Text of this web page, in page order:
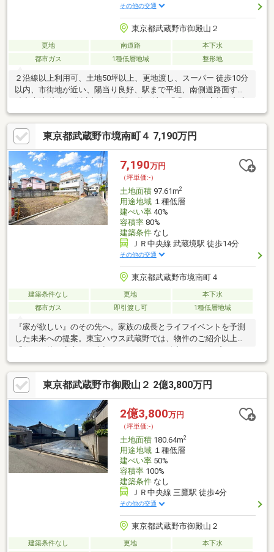
その他の交通
東京都武蔵野市御殿山２
更地 南道路
本下水
都市ガス
1種低層地域 整形地
２沿線以上利用可、土地50坪以上、更地渡し、スーパー 徒歩10分
以内、市街地が近い、陽当り良好、駅まで平坦、南側道路面す、
総合病院 徒歩10分以内、始発駅、整形地、緑豊かな住宅地、都市
近郊、前面棟無、都市ガス、平坦地、建物プラン例有り、周辺交
通量少なめ
東京都武蔵野市境南町４ 7,190万円
7,190万円
（坪単価:-）
土地面積97.61m2
用途地域１種低層
建ぺい率40%
容積率80%
建築条件なし
ＪＲ中央線 武蔵境駅 徒歩14分
その他の交通
東京都武蔵野市境南町４
建築条件なし 更地
本下水
都市ガス
即引渡し可 1種低層地域
『家が欲しい』のその先へ。家族の成長とライフイベントを予測
した未来への提案。東宝ハウス武蔵野では、物件のご紹介以上に
ングで、お子様の教育費や老後資金まで見据えた最適な予算をご
提案。最新の住宅ローン動向に基づき「がん100％保障」や「50
年ローン」など、最適な銀行選びを徹底サポート。未来の自分に
感謝される住まい探しをご一緒に。先ずはお客様の「夢」や「理
想」をお聞かせ下さい。ご条件など何も決まっていなくても大丈
夫です。「行って良かった！会って良かった！」と、思って頂け
ますようスタッフ一同、夢に！人に！住まいに本気です！！
東京都武蔵野市御殿山２ 2億3,800万円
2億3,800万円
（坪単価:-）
土地面積180.64m2
用途地域１種低層
建ぺい率50%
容積率100%
建築条件なし
ＪＲ中央線 三鷹駅 徒歩4分
その他の交通
東京都武蔵野市御殿山２
建築条件なし 更地
本下水